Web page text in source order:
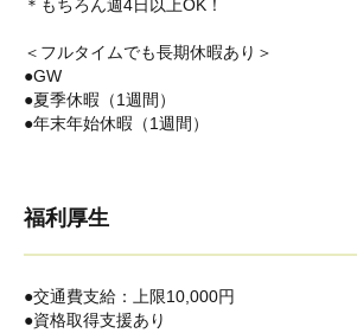
＊もちろん週4日以上OK！
＜フルタイムでも長期休暇あり＞
●GW
●夏季休暇（1週間）
●年末年始休暇（1週間）
福利厚生
●交通費支給：上限10,000円
●資格取得支援あり